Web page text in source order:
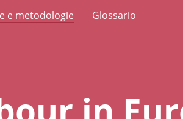
e metodologie Glossario